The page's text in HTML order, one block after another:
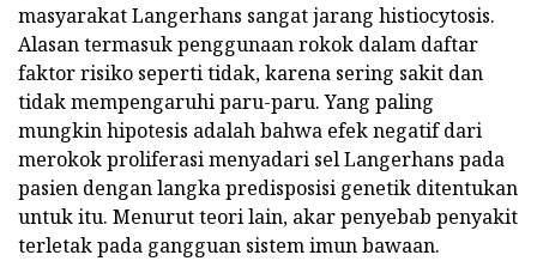
masyarakat Langerhans sangat jarang histiocytosis.
Alasan termasuk penggunaan rokok dalam daftar
faktor risiko seperti tidak, karena sering sakit dan
tidak mempengaruhi paru-paru. Yang paling
mungkin hipotesis adalah bahwa efek negatif dari
merokok proliferasi menyadari sel Langerhans pada
pasien dengan langka predisposisi genetik ditentukan
untuk itu. Menurut teori lain, akar penyebab penyakit
terletak pada gangguan sistem imun bawaan.